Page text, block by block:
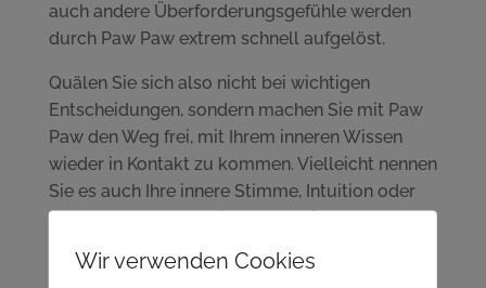
auch andere Überforderungsgefühle werden
durch Paw Paw extrem schnell aufgelöst.
Quälen Sie sich also nicht bei wichtigen
Entscheidungen, sondern machen Sie mit Paw
Paw den Weg frei, mit Ihrem inneren Wissen
wieder in Kontakt zu kommen. Vielleicht nennen
Sie es auch Ihre innere Stimme, Intuition oder
Bauchgefühl? Ian White beschreibt Paw Paw
Höheren Selbst bei der Problemlösung bewirkt.
Wir verwenden Cookies